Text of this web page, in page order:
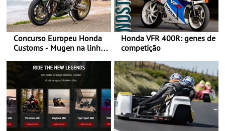
Concurso Europeu Honda
Customs - Mugen na linha
ganhar
Honda VFR 400R: genes de
competição